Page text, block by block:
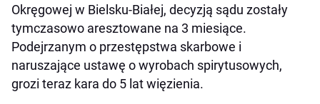
Okręgowej w Bielsku-Białej, decyzją sądu zostały
tymczasowo aresztowane na 3 miesiące.
Podejrzanym o przestępstwa skarbowe i
naruszające ustawę o wyrobach spirytusowych,
grozi teraz kara do 5 lat więzienia.